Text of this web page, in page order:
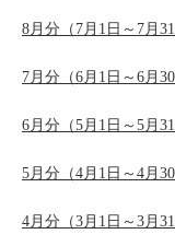
8月分（7月1日～7月
7月分（6月1日～6月
6月分（5月1日～5月
5月分（4月1日～4月
4月分（3月1日～3月